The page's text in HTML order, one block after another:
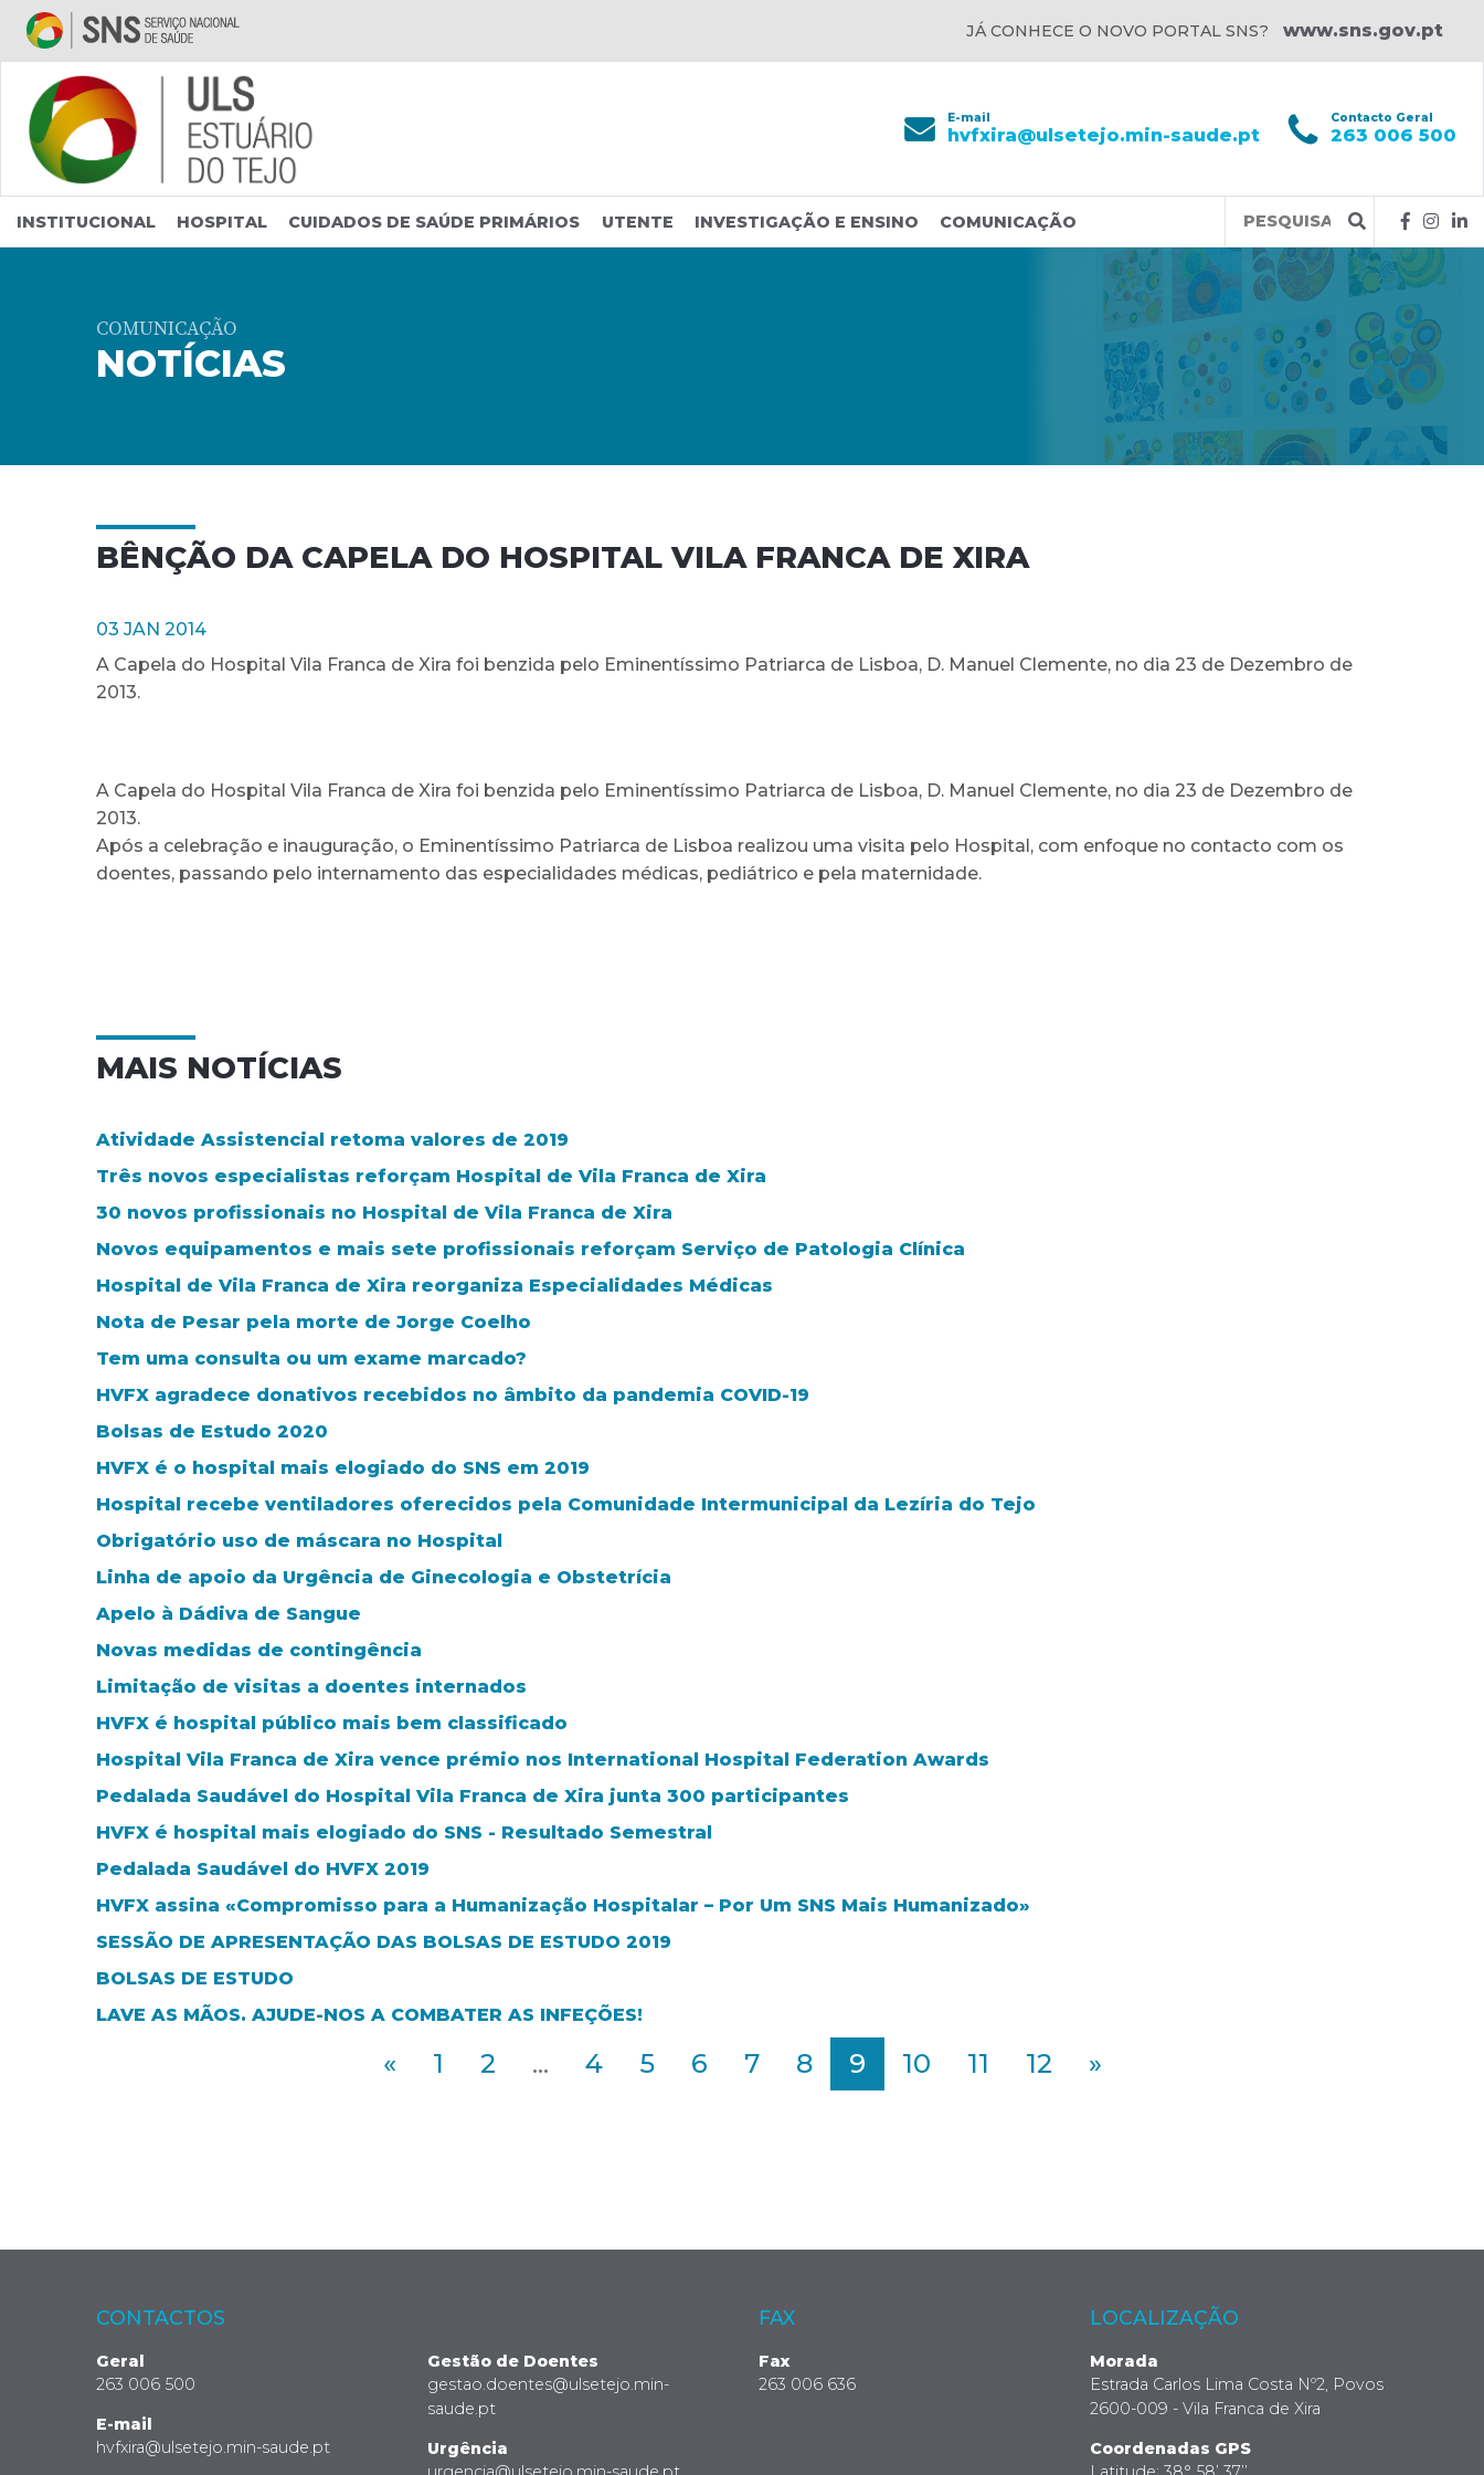
Saltar para conteúdo principal
JÁ CONHECE O NOVO PORTAL SNS? www.sns.gov.pt
E-mail
hvfxira@ulsetejo.min-saude.pt
Contacto Geral
263 006 500
INSTITUCIONAL HOSPITAL CUIDADOS DE SAÚDE PRIMÁRIOS UTENTE INVESTIGAÇÃO E ENSINO COMUNICAÇÃO
Query
COMUNICAÇÃO
NOTÍCIAS
BÊNÇÃO DA CAPELA DO HOSPITAL VILA FRANCA DE XIRA
03 JAN 2014
A Capela do Hospital Vila Franca de Xira foi benzida pelo Eminentíssimo Patriarca de Lisboa, D. Manuel Clemente, no dia 23 de Dezembro de
2013.
A Capela do Hospital Vila Franca de Xira foi benzida pelo Eminentíssimo Patriarca de Lisboa, D. Manuel Clemente, no dia 23 de Dezembro de
2013.
Após a celebração e inauguração, o Eminentíssimo Patriarca de Lisboa realizou uma visita pelo Hospital, com enfoque no contacto com os
doentes, passando pelo internamento das especialidades médicas, pediátrico e pela maternidade.
MAIS NOTÍCIAS
Atividade Assistencial retoma valores de 2019
Três novos especialistas reforçam Hospital de Vila Franca de Xira
30 novos profissionais no Hospital de Vila Franca de Xira
Novos equipamentos e mais sete profissionais reforçam Serviço de Patologia Clínica
Hospital de Vila Franca de Xira reorganiza Especialidades Médicas
Nota de Pesar pela morte de Jorge Coelho
Tem uma consulta ou um exame marcado?
HVFX agradece donativos recebidos no âmbito da pandemia COVID-19
Bolsas de Estudo 2020
HVFX é o hospital mais elogiado do SNS em 2019
Hospital recebe ventiladores oferecidos pela Comunidade Intermunicipal da Lezíria do Tejo
Obrigatório uso de máscara no Hospital
Linha de apoio da Urgência de Ginecologia e Obstetrícia
Apelo à Dádiva de Sangue
Novas medidas de contingência
Limitação de visitas a doentes internados
HVFX é hospital público mais bem classificado
Hospital Vila Franca de Xira vence prémio nos International Hospital Federation Awards
Pedalada Saudável do Hospital Vila Franca de Xira junta 300 participantes
HVFX é hospital mais elogiado do SNS - Resultado Semestral
Pedalada Saudável do HVFX 2019
HVFX assina «Compromisso para a Humanização Hospitalar – Por Um SNS Mais Humanizado»
SESSÃO DE APRESENTAÇÃO DAS BOLSAS DE ESTUDO 2019
BOLSAS DE ESTUDO
LAVE AS MÃOS. AJUDE-NOS A COMBATER AS INFEÇÕES!
« 1 2 ... 4 5 6 7 8 9 10 11 12 »
CONTACTOS
Geral
263 006 500
E-mail
hvfxira@ulsetejo.min-saude.pt
Gestão de Doentes
gestao.doentes@ulsetejo.min-
saude.pt
Urgência
FAX
Fax
263 006 636
LOCALIZAÇÃO
Morada
Estrada Carlos Lima Costa Nº2, Povos
2600-009 - Vila Franca de Xira
Coordenadas GPS